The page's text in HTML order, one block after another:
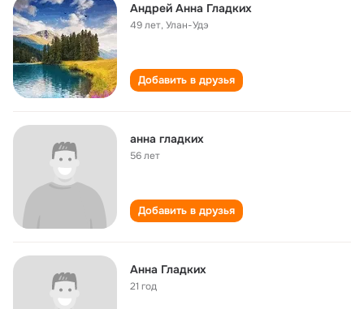
Андрей Анна Гладких
49 лет,Улан-Удэ
Добавить в друзья
анна гладких
56 лет
Добавить в друзья
Анна Гладких
21 год